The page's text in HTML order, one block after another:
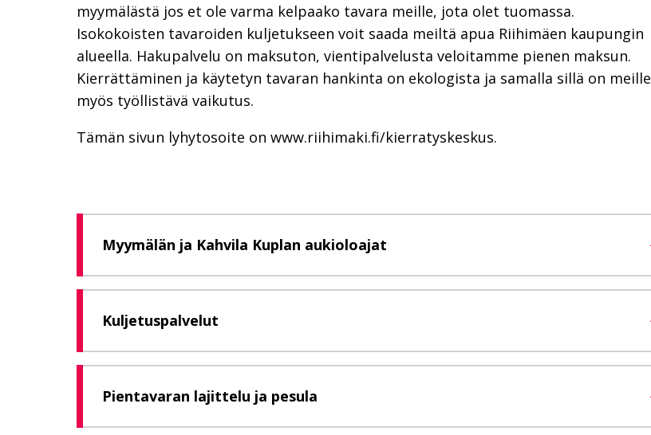
myymälästä jos et ole varma kelpaako tavara meille, jota olet tuomassa.
Isokokoisten tavaroiden kuljetukseen voit saada meiltä apua Riihimäen kaupungin
alueella. Hakupalvelu on maksuton, vientipalvelusta veloitamme pienen maksun.
Kierrättäminen ja käytetyn tavaran hankinta on ekologista ja samalla sillä on meille
myös työllistävä vaikutus.
Tämän sivun lyhytosoite on www.riihimaki.fi/kierratyskeskus.
Myymälän ja Kahvila Kuplan aukioloajat
Kuljetuspalvelut
Pientavaran lajittelu ja pesula